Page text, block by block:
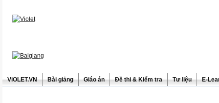
ViOLET.VN Bài giảng Giáo án Đề thi & Kiểm tra Tư liệu E-